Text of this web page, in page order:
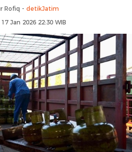
Rofiq - detikJatim
Jan 2026 22:30 WIB